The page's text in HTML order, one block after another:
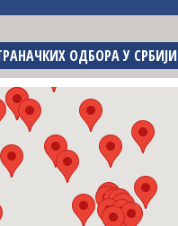
ОДБОРА У СРБИЈИ